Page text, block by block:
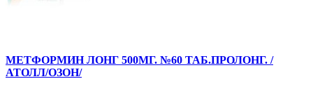
МЕТФОРМИН ЛОНГ 500МГ. №60 ТАБ.ПРОЛОНГ. /
АТОЛЛ/ОЗОН/